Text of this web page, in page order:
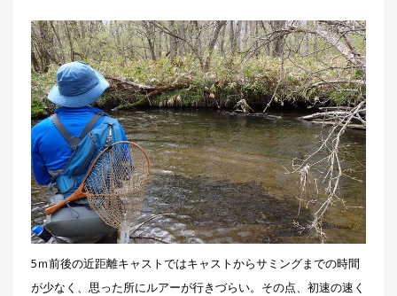
5ｍ前後の近距離キャストではキャストからサミングまでの時間
が少なく、思った所にルアーが行きづらい。その点、初速の速く